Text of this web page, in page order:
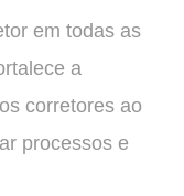
em todas as
a
corretores ao
processos e